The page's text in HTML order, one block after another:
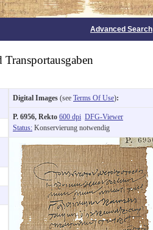
Advanced Search
Digital Images (see Terms Of Use):
P. 6956, Rekto 600 dpi DFG-Viewer
Status: Konservierung notwendig